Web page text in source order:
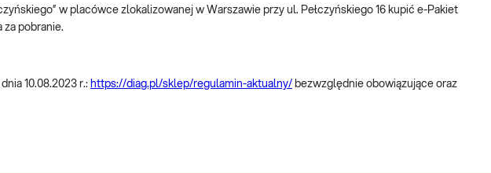
w placówce zlokalizowanej w Warszawie przy ul. Pełczyńskiego 16 kupić e-Pakiet
za pobranie.
10.08.2023 r.: https://diag.pl/sklep/regulamin-aktualny/ bezwzględnie obowiązujące oraz